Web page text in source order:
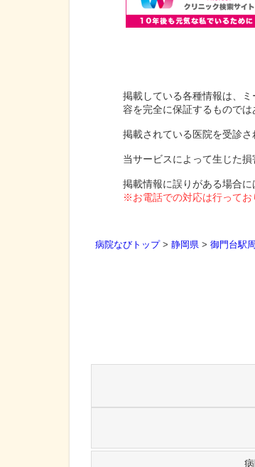
掲載している各種情報は、
容を完全に保証するものでは
掲載されている医院を受診
当サービスによって生じた
掲載情報に誤りがある場合に
※お電話での対応は行ってお
病院なびトップ> 静岡県 > 御門台駅